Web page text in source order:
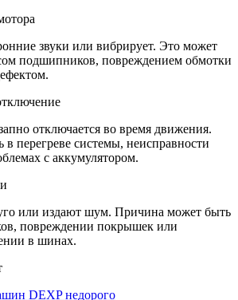
звуки или вибрирует. Это может
подшипников, повреждением обмотки
отключается во время движения.
перегреве системы, неисправности
с аккумулятором.
или издают шум. Причина может быть
повреждении покрышек или
в шинах.
DEXP недорого